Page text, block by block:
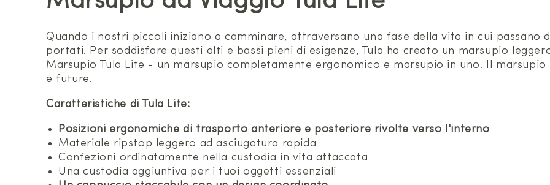
Quando i nostri piccoli iniziano a camminare, attraversano una fase della vita in cui passano
portati. Per soddisfare questi alti e bassi pieni di esigenze, Tula ha creato un marsupio
Marsupio Tula Lite - un marsupio completamente ergonomico e marsupio in uno. Il
e future.
Caratteristiche di Tula Lite:
Posizioni ergonomiche di trasporto anteriore e posteriore rivolte verso l'interno
Materiale ripstop leggero ad asciugatura rapida
Confezioni ordinatamente nella custodia in vita attaccata
Una custodia aggiuntiva per i tuoi oggetti essenziali